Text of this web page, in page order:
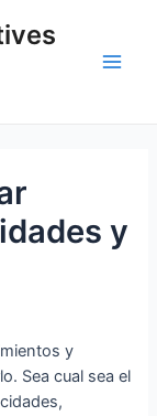
y
y
Sea cual sea el